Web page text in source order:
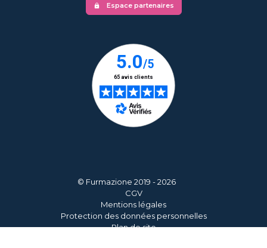
lock Espace partenaires
© Furmazione 2019 - 2026
CGV
Mentions légales
Protection des données personnelles
Plan de site